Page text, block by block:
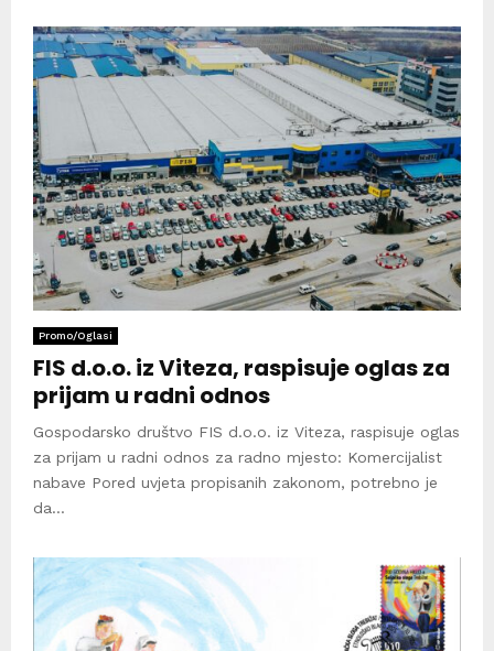
Promo/Oglasi
FIS d.o.o. iz Viteza, raspisuje oglas za
prijam u radni odnos
Gospodarsko društvo FIS d.o.o. iz Viteza, raspisuje oglas
za prijam u radni odnos za radno mjesto: Komercijalist
nabave Pored uvjeta propisanih zakonom, potrebno je
da...